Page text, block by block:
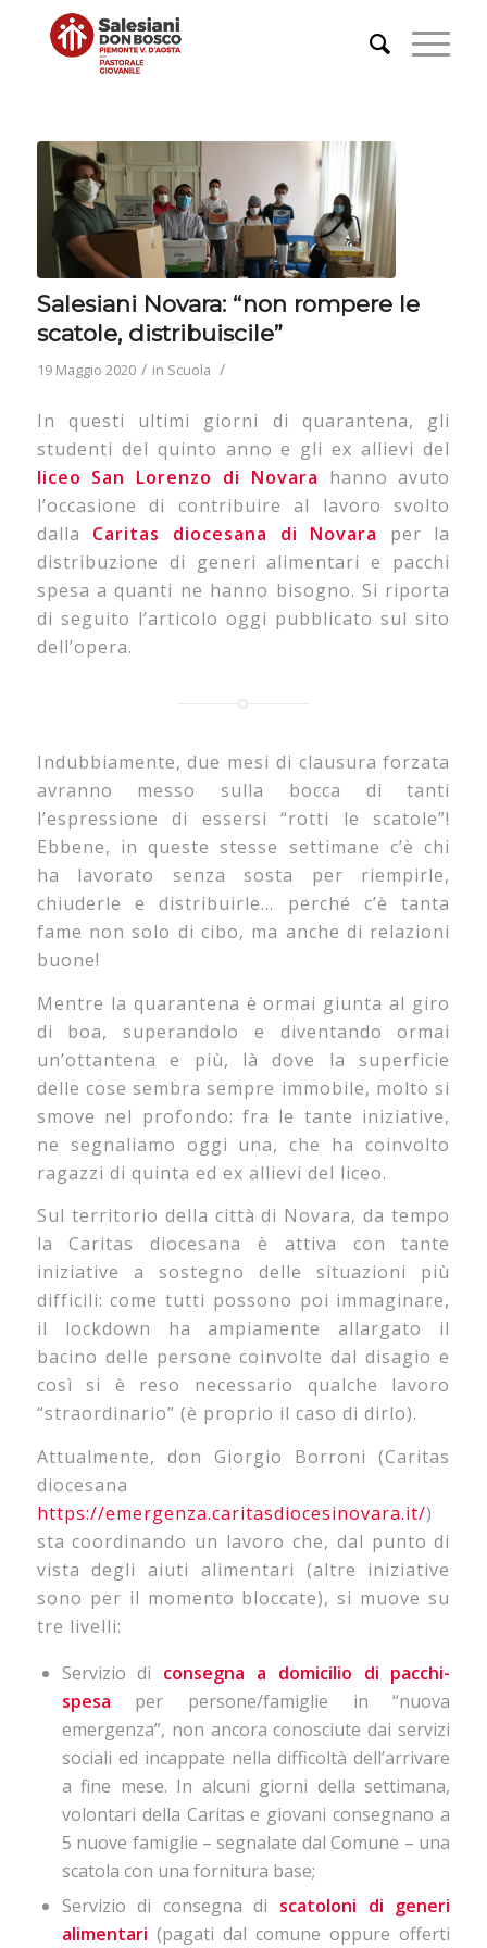
Salesiani Novara: “non rompere le
scatole, distribuiscile”
19 Maggio 2020 / in Scuola /
In questi ultimi giorni di quarantena, gli
studenti del quinto anno e gli ex allievi del
liceo San Lorenzo di Novara hanno avuto
l’occasione di contribuire al lavoro svolto
dalla Caritas diocesana di Novara per la
distribuzione di generi alimentari e pacchi
spesa a quanti ne hanno bisogno. Si riporta
di seguito l’articolo oggi pubblicato sul sito
dell’opera.
Indubbiamente, due mesi di clausura forzata
avranno messo sulla bocca di tanti
l’espressione di essersi “rotti le scatole”!
Ebbene, in queste stesse settimane c’è chi
ha lavorato senza sosta per riempirle,
chiuderle e distribuirle… perché c’è tanta
fame non solo di cibo, ma anche di relazioni
buone!
Mentre la quarantena è ormai giunta al giro
di boa, superandolo e diventando ormai
un’ottantena e più, là dove la superficie
delle cose sembra sempre immobile, molto si
smove nel profondo: fra le tante iniziative,
ne segnaliamo oggi una, che ha coinvolto
ragazzi di quinta ed ex allievi del liceo.
Sul territorio della città di Novara, da tempo
la Caritas diocesana è attiva con tante
iniziative a sostegno delle situazioni più
difficili: come tutti possono poi immaginare,
il lockdown ha ampiamente allargato il
bacino delle persone coinvolte dal disagio e
così si è reso necessario qualche lavoro
“straordinario” (è proprio il caso di dirlo).
Attualmente, don Giorgio Borroni (Caritas
diocesana
https://emergenza.caritasdiocesinovara.it/)
sta coordinando un lavoro che, dal punto di
vista degli aiuti alimentari (altre iniziative
sono per il momento bloccate), si muove su
tre livelli:
Servizio di consegna a domicilio di pacchi-
spesa per persone/famiglie in “nuova
emergenza”, non ancora conosciute dai servizi
sociali ed incappate nella difficoltà dell’arrivare
a fine mese. In alcuni giorni della settimana,
volontari della Caritas e giovani consegnano a
5 nuove famiglie – segnalate dal Comune – una
scatola con una fornitura base;
Servizio di consegna di scatoloni di generi
alimentari (pagati dal comune oppure offerti